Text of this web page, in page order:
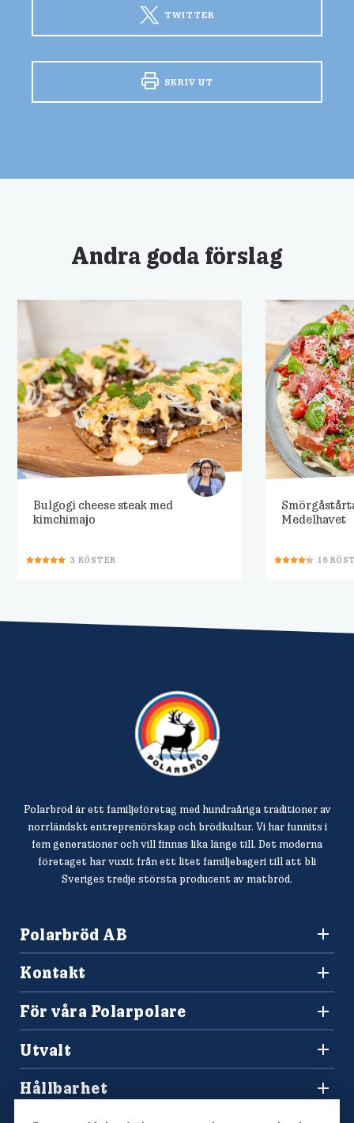
TWITTER
SKRIV UT
Andra goda förslag
Bulgogi cheese steak med
kimchimajo
3 RÖSTER
Medelhavet
16
Polarbröd är ett familjeföretag med hundraåriga traditioner av
norrländskt entreprenörskap och brödkultur. Vi har funnits i
fem generationer och vill finnas lika länge till. Det moderna
företaget har vuxit från ett litet familjebageri till att bli
Sveriges tredje största producent av matbröd.
Polarbröd AB
010-450 60 00
info@polarbrod.se
Kontakt
Konsumentkontakt och reklamation
Frågor och svar
Press och nyhetsrum
Sponsring
För våra Polarpolare
Tävlingar
Hitta din Polarklämma
Utvalt
Lediga jobb
Hållbarhet